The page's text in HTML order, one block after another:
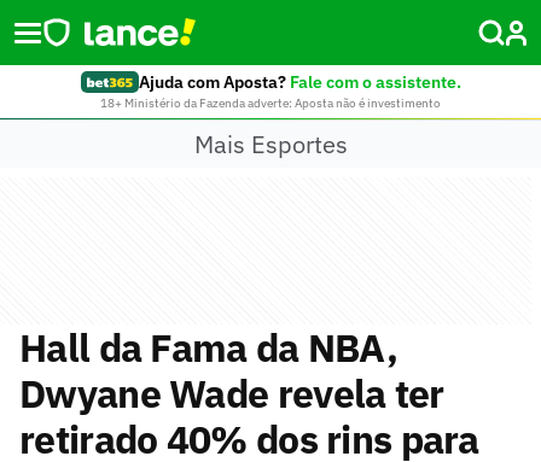
Ajuda com Aposta? Fale com o assistente.
18+ Ministério da Fazenda adverte: Aposta não é investimento
Mais Esportes
Hall da Fama da NBA,
Dwyane Wade revela ter
retirado 40% dos rins para